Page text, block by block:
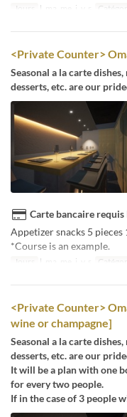
Jours l, ma, me, j, v, s
<Private Counter>
Seasonal a la carte
desserts, etc. are our
Carte bancaire
Appetizer snacks 5 pieces
*Course is an example.
Jours l, ma, me, j, v, s
<Private Counter>
wine or champagne]
Seasonal a la carte
desserts, etc. are our
It will be a plan with one
for every two people.
If in the case of 3 people